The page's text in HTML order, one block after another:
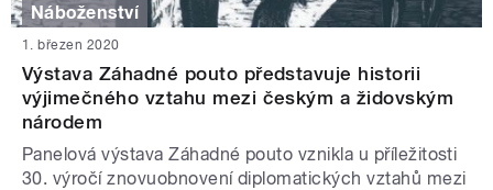
Náboženství
1. březen 2020
Výstava Záhadné pouto představuje historii
výjimečného vztahu mezi českým a židovským
národem
Panelová výstava Záhadné pouto vznikla u příležitosti
30. výročí znovuobnovení diplomatických vztahů mezi